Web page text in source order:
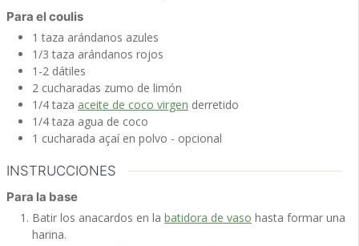
Para el coulis
1 taza arándanos azules
1/3 taza arándanos rojos
1-2 dátiles
2 cucharadas zumo de limón
1/4 taza aceite de coco virgen derretido
1/4 taza agua de coco
1 cucharada açaí en polvo - opcional
INSTRUCCIONES
Para la base
Batir los anacardos en la batidora de vaso hasta formar una
harina.